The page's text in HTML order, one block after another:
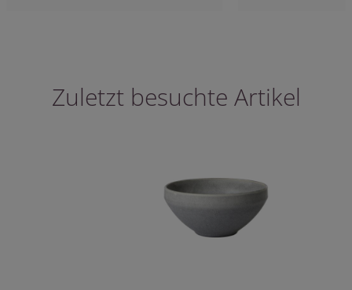
Zuletzt besuchte Artikel